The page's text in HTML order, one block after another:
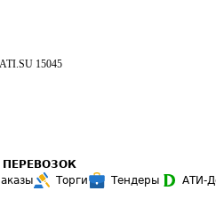
15045
Торги Тендеры АТИ-